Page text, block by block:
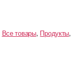
Все товары, Продукты,